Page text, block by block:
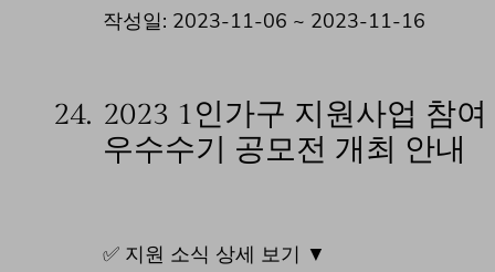
작성일: 2023-11-06 ~ 2023-11-16
24. 2023 1인가구 지원사업 참여
우수수기 공모전 개최 안내
✅ 지원 소식 상세 보기 ▼